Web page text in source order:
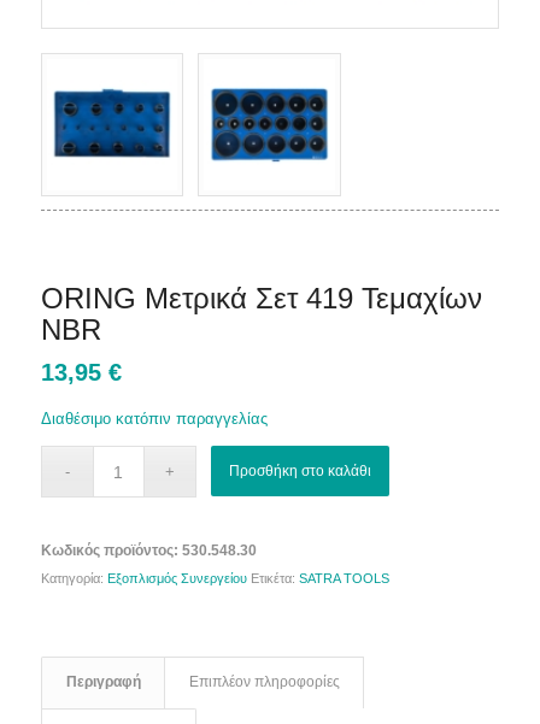
ORING Μετρικά Σετ 419 Τεμαχίων
NBR
13,95 €
Διαθέσιμο κατόπιν παραγγελίας
Προσθήκη στο καλάθι
Κωδικός προϊόντος: 530.548.30
Κατηγορία: Εξοπλισμός Συνεργείου Ετικέτα: SATRA TOOLS
Περιγραφή Επιπλέον πληροφορίες